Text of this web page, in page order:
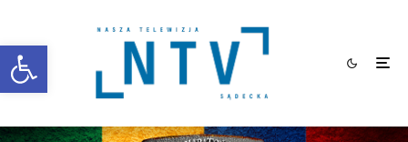
Otwórz pasek narzędzi